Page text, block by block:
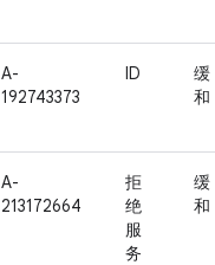
A-
192743373
ID
缓
和
A-
213172664
拒
绝
服
务
缓
和